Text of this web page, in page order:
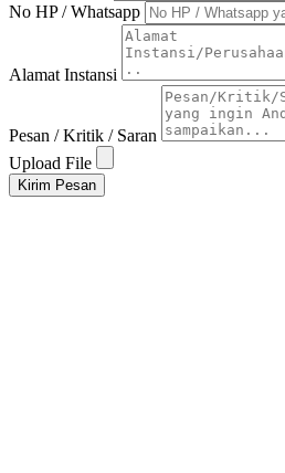
No HP / Whatsapp
Alamat Instansi
Pesan / Kritik / Saran
Upload File
Kirim Pesan